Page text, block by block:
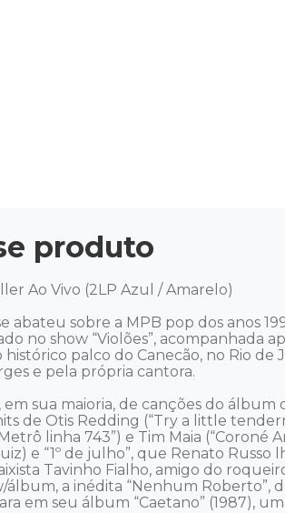
produto
Ao Vivo (2LP Azul / Amarelo)
abateu sobre a MPB pop dos anos
no show “Violões”,
palco do Canecão, no Rio
e pela própria cantora.
sua maioria, de canções do álbum
de Otis Redding (“Try a little
linha 743”) e Tim Maia
e “1º de julho”, que Renato
Tavinho Fialho, amigo do
álbum, a inédita “Nenhum Roberto”,
em seu álbum “Caetano” (1987),